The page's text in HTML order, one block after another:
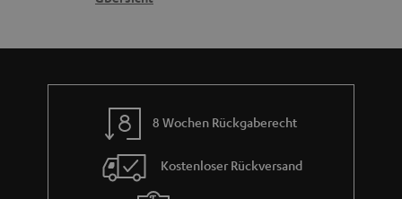
i
e
a
h
m
n
8 Wochen Rückgaberecht
Kostenloser Rückversand